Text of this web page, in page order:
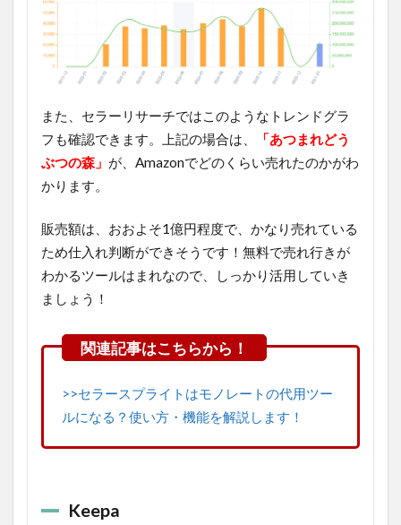
また、セラーリサーチではこのようなトレンドグラ
フも確認できます。上記の場合は、
「あつまれどう
ぶつの森」 が、Amazonでどのくらい売れたのかがわ
かります。
販売額は、おおよそ1億円程度で、かなり売れている
ため仕入れ判断ができそうです！無料で売れ行きが
わかるツールはまれなので、しっかり活用していき
ましょう！
>>セラースプライトはモノレートの代用ツー
ルになる？使い方・機能を解説します！
Keepa